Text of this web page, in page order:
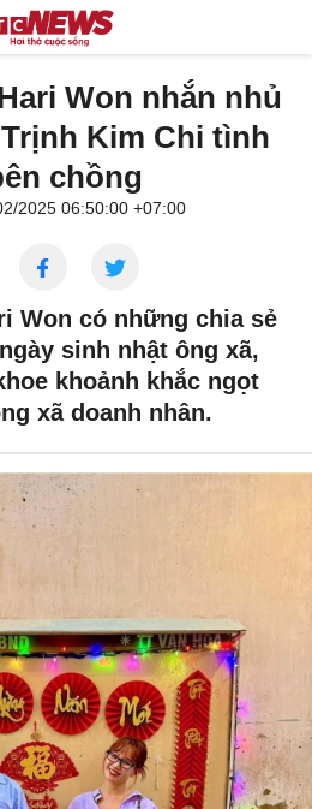
Won nhắn nhủ
Kim Chi tình
chồng
2025 06:50:00 +07:00
Won có những chia sẻ
sinh nhật ông xã,
khoảnh khắc ngọt
xã doanh nhân.